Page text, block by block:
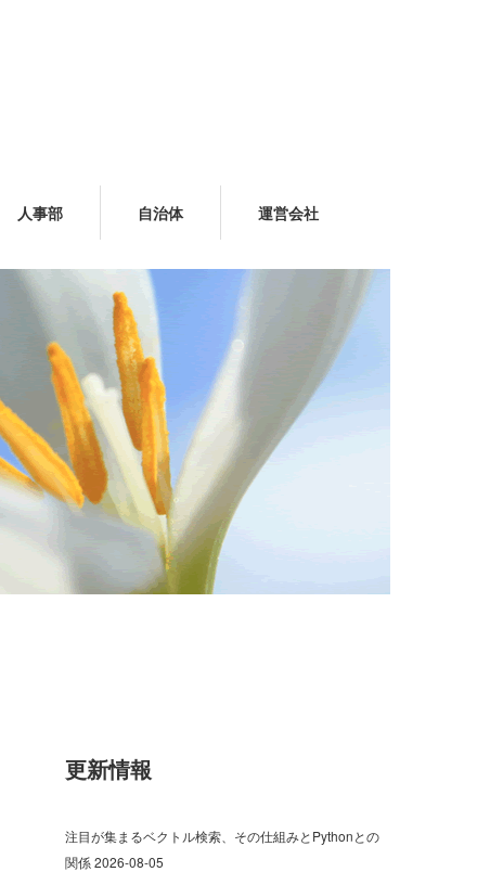
人事部 自治体 運営会社
更新情報
注目が集まるベクトル検索、その仕組みとPythonとの
関係2026-08-05